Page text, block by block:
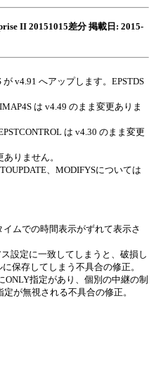
II 20151015差分 掲載日: 2015-
v4.91 へアップします。EPSTDS
は v4.49 のまま変更ありま
は v4.30 のまま変更
りません。
、MODIFYSについては
ムでの時間表示がずれて表示さ
設定に一致してしまうと、破損し
保存してしまう不具合の修正。
指定があり、個別の中継の制
が無視される不具合の修正。